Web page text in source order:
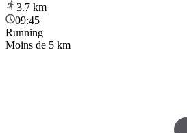
3.7 km
09:45
Running
Moins de 5 km